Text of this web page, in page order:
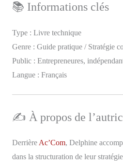
📚 Informations clés
Type : Livre technique
Genre : Guide pratique / Stratégie
Public : Entrepreneures,
Langue : Français
✍️ À propos de
DerrièreAc’Com, Delphine
dans la structuration de leur